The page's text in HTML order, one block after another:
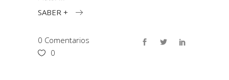
SABER +
0 Comentarios
0